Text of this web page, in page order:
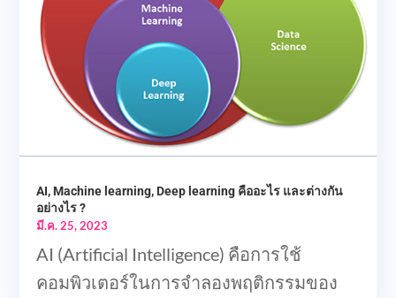
AI, Machine learning, Deep learning คืออะไร และต่างกัน
อย่างไร ?
มี.ค. 25, 2023
AI (Artificial Intelligence) คือการใช้
คอมพิวเตอร์ในการจำลองพฤติกรรมของ